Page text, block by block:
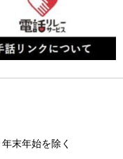
末年始を除く